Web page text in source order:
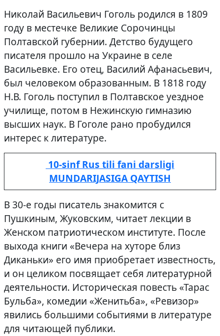
Николай Васильевич Гоголь родился в 1809
году в местечке Великие Сорочинцы
Полтавской губернии. Детство будущего
писателя прошло на Украине в селе
Васильевке. Его отец, Василий Афанасьевич,
был человеком образованным. В 1818 году
Н.В. Гоголь поступил в Полтавское уездное
училище, потом в Нежинскую гимназию
высших наук. В Гоголе рано пробудился
интерес к литературе.
10-sinf Rus tili fani darsligi
MUNDARIJASIGA QAYTISH
В 30-е годы писатель знакомится с
Пушкиным, Жуковским, читает лекции в
Женском патриотическом институте. После
выхода книги «Вечера на хуторе близ
Диканьки» его имя приобретает известность,
и он целиком посвящает себя литературной
деятельности. Историческая повесть «Тарас
Бульба», комедии «Женитьба», «Ревизор»
явились большими событиями в литературе
для читающей публики.